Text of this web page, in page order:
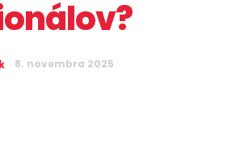
8. novembra 2025